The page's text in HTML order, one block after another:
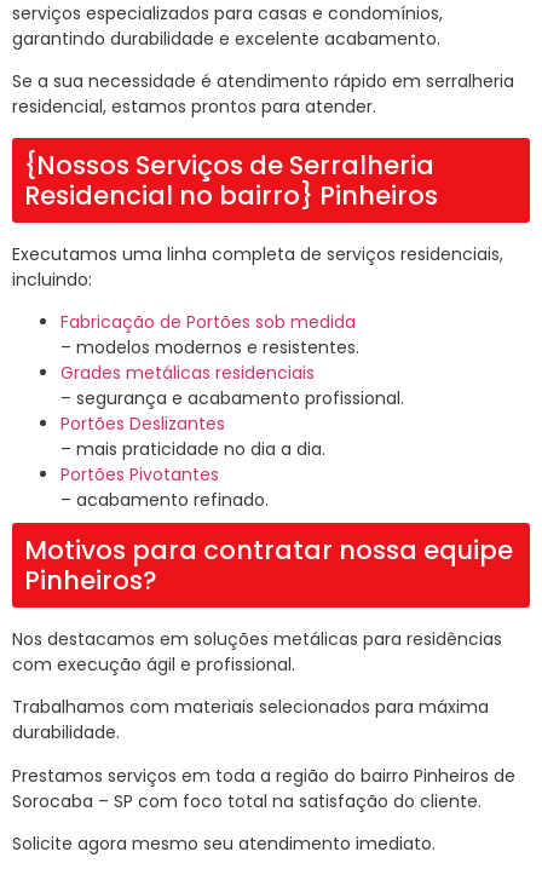
serviços especializados para casas e condomínios,
garantindo durabilidade e excelente acabamento.
Se a sua necessidade é atendimento rápido em serralheria
residencial, estamos prontos para atender.
{Nossos Serviços de Serralheria
Residencial no bairro} Pinheiros
Executamos uma linha completa de serviços residenciais,
incluindo:
Fabricação de Portões sob medida
– modelos modernos e resistentes.
Grades metálicas residenciais
– segurança e acabamento profissional.
Portões Deslizantes
– mais praticidade no dia a dia.
Portões Pivotantes
– acabamento refinado.
Motivos para contratar nossa equipe
Pinheiros?
Nos destacamos em soluções metálicas para residências
com execução ágil e profissional.
Trabalhamos com materiais selecionados para máxima
durabilidade.
Prestamos serviços em toda a região do bairro Pinheiros de
Sorocaba – SP com foco total na satisfação do cliente.
Solicite agora mesmo seu atendimento imediato.